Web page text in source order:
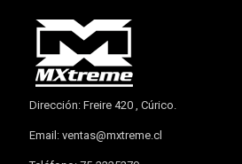
Dirección: Freire 420 , Cúrico.
Email: ventas@mxtreme.cl